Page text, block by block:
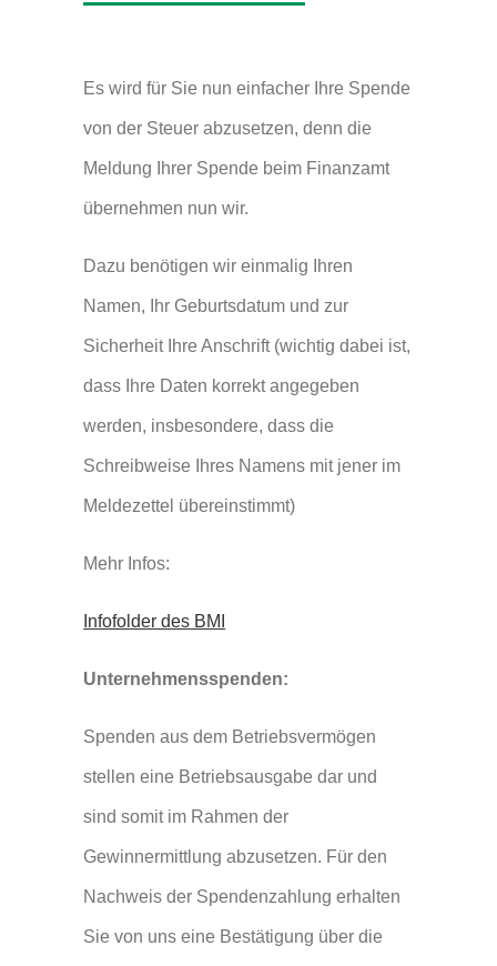
Es wird für Sie nun einfacher Ihre Spende
von der Steuer abzusetzen, denn die
Meldung Ihrer Spende beim Finanzamt
übernehmen nun wir.
Dazu benötigen wir einmalig Ihren
Namen, Ihr Geburtsdatum und zur
Sicherheit Ihre Anschrift (wichtig dabei ist,
dass Ihre Daten korrekt angegeben
werden, insbesondere, dass die
Schreibweise Ihres Namens mit jener im
Meldezettel übereinstimmt)
Mehr Infos:
Infofolder des BMI
Unternehmensspenden:
Spenden aus dem Betriebsvermögen
stellen eine Betriebsausgabe dar und
sind somit im Rahmen der
Gewinnermittlung abzusetzen. Für den
Nachweis der Spendenzahlung erhalten
Sie von uns eine Bestätigung über die